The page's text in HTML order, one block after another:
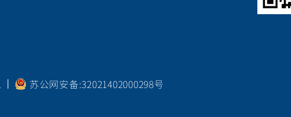
苏公网安备:32021402000298号